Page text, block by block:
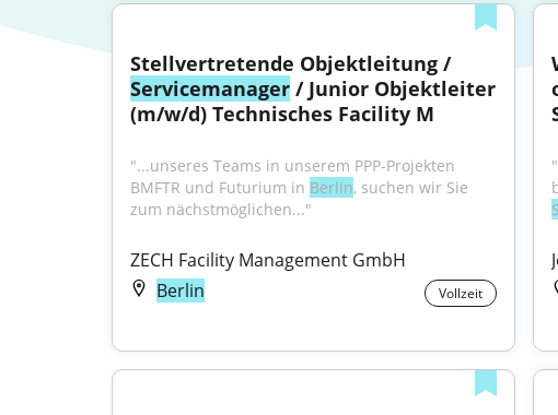
Stellvertretende Objektleitung /
Servicemanager / Junior Objektleiter
(m/w/d) Technisches Facility M
"...unseres Teams in unserem PPP-Projekten
BMFTR und Futurium in Berlin, suchen wir Sie
zum nächstmöglichen..."
ZECH Facility Management GmbH
Berlin
Vollzeit